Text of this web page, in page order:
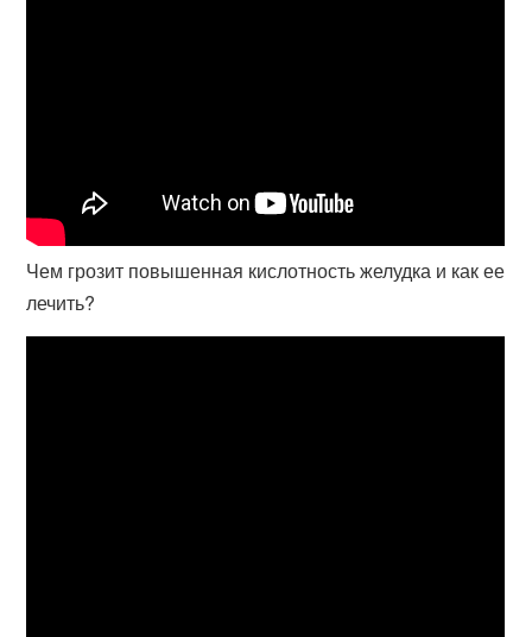
Чем грозит повышенная кислотность желудка и как ее
лечить?